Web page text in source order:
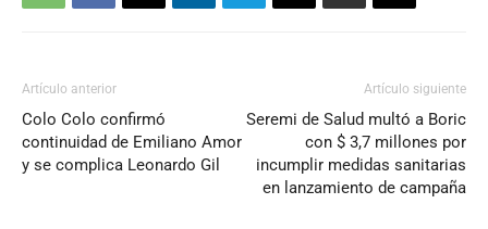
Artículo anterior
Colo Colo confirmó
continuidad de Emiliano Amor
y se complica Leonardo Gil
Artículo siguiente
Seremi de Salud multó a Boric
con $ 3,7 millones por
incumplir medidas sanitarias
en lanzamiento de campaña